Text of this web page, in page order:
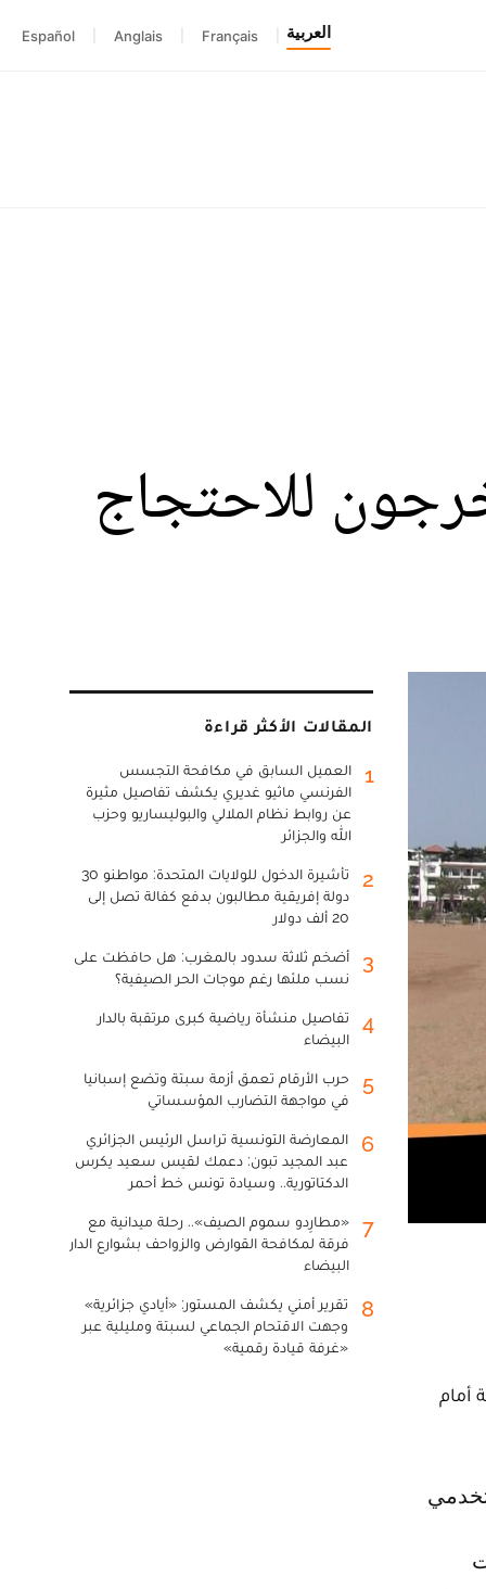
العربية Français
Anglais
Español
للاحتجاج
2020، وقفة احتجاجية أمام
المقالات الأكثر قراءة
1
العميل السابق في مكافحة التجسس
الفرنسي ماثيو غديري يكشف تفاصيل مثيرة
عن روابط نظام الملالي والبوليساريو وحزب
الله والجزائر
2
تأشيرة الدخول للولايات المتحدة: مواطنو 30
دولة إفريقية مطالبون بدفع كفالة تصل إلى
20 ألف دولار
3
أضخم ثلاثة سدود بالمغرب: هل حافظت على
نسب ملئها رغم موجات الحر الصيفية؟
4
تفاصيل منشأة رياضية كبرى مرتقبة بالدار
البيضاء
5
حرب الأرقام تعمق أزمة سبتة وتضع إسبانيا
في مواجهة التضارب المؤسساتي
6
المعارضة التونسية تراسل الرئيس الجزائري
عبد المجيد تبون: دعمك لقيس سعيد يكرس
الدكتاتورية.. وسيادة تونس خط أحمر
7
«مطارِدو سموم الصيف».. رحلة ميدانية مع
فرقة لمكافحة القوارض والزواحف بشوارع الدار
البيضاء
8
تقرير أمني يكشف المستور: «أيادي جزائرية»
وجهت الاقتحام الجماعي لسبتة ومليلية عبر
«غرفة قيادة رقمية»